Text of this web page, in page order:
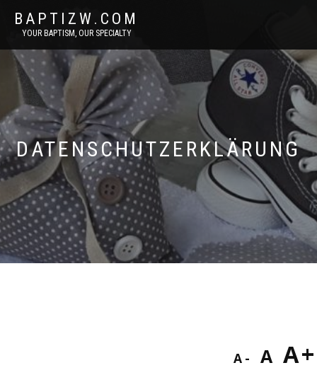
BAPTIZW.COM
YOUR BAPTISM, OUR SPECIALTY
DATENSCHUTZERKLÄRUNG
A font
A A